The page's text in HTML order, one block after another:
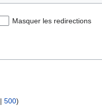
Masquer les redirections
| 500)